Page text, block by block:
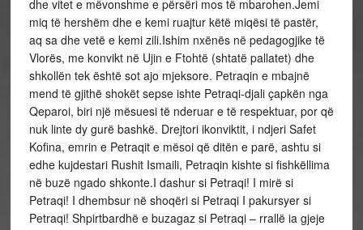
dhe vitet e mëvonshme e përsëri mos të mbarohen.Jemi
miq të hershëm dhe e kemi ruajtur këtë miqësi të pastër,
aq sa dhe vetë e kemi zili.Ishim nxënës në pedagogjike të
Vlorës, me konvikt në Ujin e Ftohtë (shtatë pallatet) dhe
shkollën tek është sot ajo mjeksore. Petraqin e mbajnë
mend të gjithë shokët sepse ishte Petraqi-djali çapkën nga
Qeparoi, biri një mësuesi të nderuar e të respektuar, por që
nuk linte dy gurë bashkë. Drejtori ikonviktit, i ndjeri Safet
Kofina, emrin e Petraqit e mësoi që ditën e parë, ashtu si
edhe kujdestari Rushit Ismaili, Petraqin kishte si fishkëllima
në buzë ngado shkonte.I dashur si Petraqi! I mirë si
Petraqi! I dhembsur në shoqëri si Petraqi I pakursyer si
Petraqi! Shpirtbardhë e buzagaz si Petraqi – rrallë ia gjeje